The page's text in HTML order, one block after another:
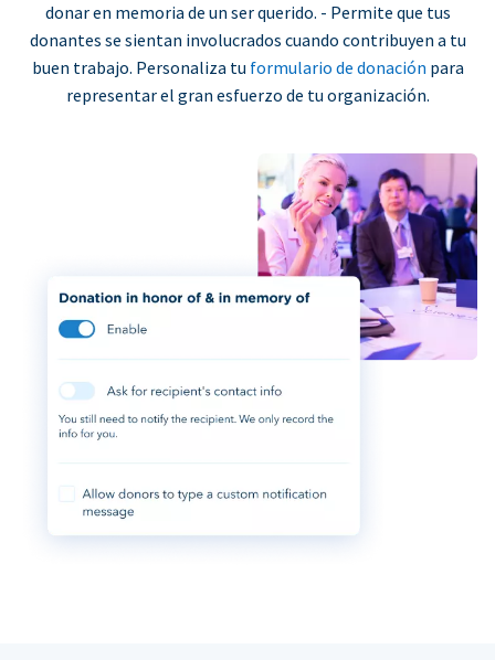
donar en memoria de un ser querido. - Permite que tus
donantes se sientan involucrados cuando contribuyen a tu
buen trabajo. Personaliza tu formulario de donación para
representar el gran esfuerzo de tu organización.